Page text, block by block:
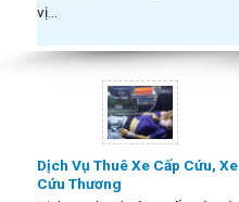
vị...
Dịch Vụ Thuê Xe Cấp Cứu, Xe
Cứu Thương